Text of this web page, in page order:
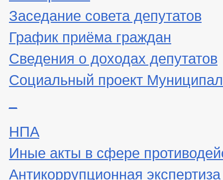
Заседание совета депутатов
График приёма граждан
Сведения о доходах депутатов
Социальный проект
НПА
Иные акты в сфере
Антикоррупционная экспертиза